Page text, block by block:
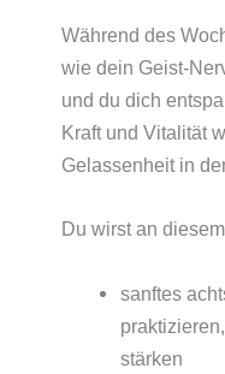
Während des
wie dein Geist-
und du dich
Kraft und Vitalität
Gelassenheit in
Du wirst an
sanftes
stärken